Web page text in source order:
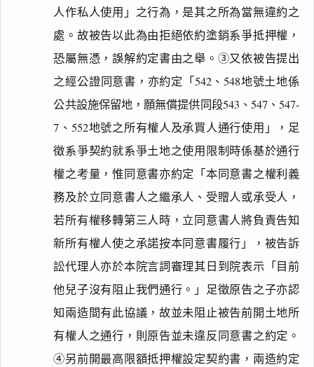
人作私人使用」之行為，是其之所為當無違約之
處。故被告以此為由拒絕依約塗銷系爭抵押權，
恐屬無憑，誤解約定書由之舉。③又依被告提出
之經公證同意書，亦約定「542、548地號土地係
公共設施保留地，願無償提供同段543、547、547-
7、552地號之所有權人及承買人通行使用」，足
徵系爭契約就系爭土地之使用限制時係基於通行
權之考量，惟同意書亦約定「本同意書之權利義
務及於立同意書人之繼承人、受贈人或承受人，
若所有權移轉第三人時，立同意書人將負責告知
新所有權人使之承諾按本同意書履行」，被告訴
訟代理人亦於本院言詞審理其日到院表示「目前
他兒子沒有阻止我們通行。」足徵原告之子亦認
知兩造間有此協議，故並未阻止被告前開土地所
有權人之通行，則原告並未違反同意書之約定。
④另前開最高限額抵押權設定契約書，兩造約定